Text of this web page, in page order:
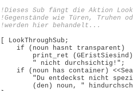
!Dieses Sub fängt die Aktion
!Gegenstände wie Türen, Truhen
!werden hier behandelt...
[ LookThroughSub;
    if (noun hasnt transparent)
print_ret
        " nicht durchsichtig!";
if (noun has container)
"Du entdeckst nicht
(den) noun, "